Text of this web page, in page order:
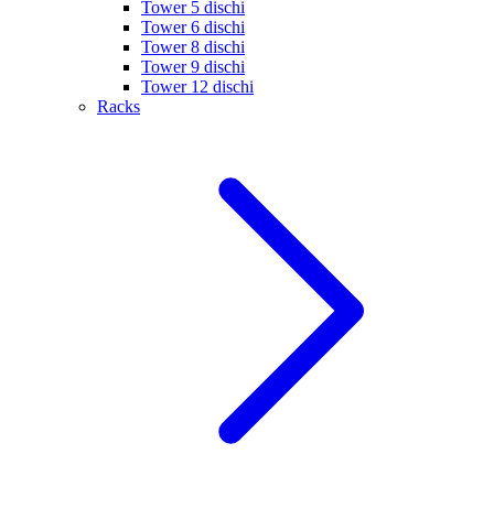
Tower 5 dischi
Tower 6 dischi
Tower 8 dischi
Tower 9 dischi
Tower 12 dischi
Racks